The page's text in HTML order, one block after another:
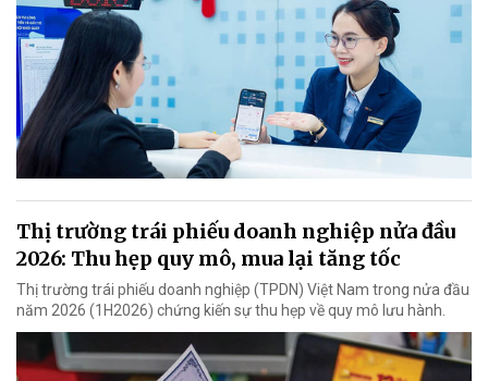
Thị trường trái phiếu doanh nghiệp nửa đầu
2026: Thu hẹp quy mô, mua lại tăng tốc
Thị trường trái phiếu doanh nghiệp (TPDN) Việt Nam trong nửa đầu
năm 2026 (1H2026) chứng kiến sự thu hẹp về quy mô lưu hành.